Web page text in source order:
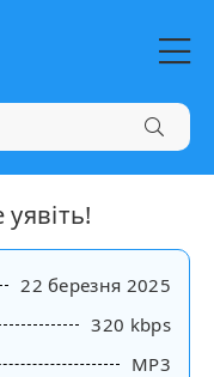
22 березня 2025
320 kbps
MP3